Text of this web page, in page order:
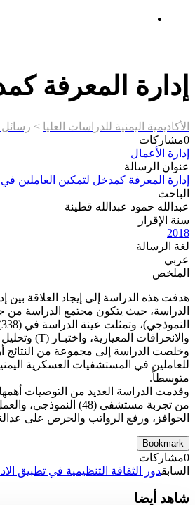
إدارة المعرفة
الأكاديمية اليمنية للدراسات العليا > رسائل
0مشاركات
إدارة الأعمال
عنوان الرسالة
إدارة المعرفة كمدخل لتمكين العاملين
الباحث
عبدالله حمود عبدالله قطينة
سنة الإقرار
2018
لغة الرسالة
عربي
الملخص
هدفت هذه الدراسة إلى إيجاد العلاقة
والانحرافات المعيارية، واختبـار (T) وتحليل التبـاين الأحـادي (ANOVA)، ومعامل الارتبـاط بيرسون، وتحليل الانحـدار والتبـاين كل ذلك باستخدام برنامج الحزم والأساليب الإحصائية (SPSS).
وخلصت الدراسة إلى مجموعة من النتائج
للعاملين في المستشفيات العسكرية
متوسطاً.
وقدمت الدراسة العديد من التوصيات
من تجربة مستشفى
الحوافز، ورفع الرواتب والحرص على
Bookmark
0مشاركات
السابقدور الثقافة التنظيمية في تطبيق
شاهد أيضا